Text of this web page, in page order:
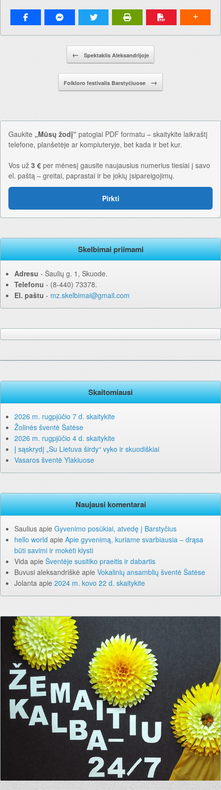
← Spektaklis Aleksandrijoje
Folkloro festivalis Barstyčiuose →
Gaukite „Mūsų žodį“ patogiai PDF formatu – skaitykite laikraštį
telefone, planšetėje ar kompiuteryje, bet kada ir bet kur.
Vos už 3 € per mėnesį gausite naujausius numerius tiesiai į savo
el. paštą – greitai, paprastai ir be jokių įsipareigojimų.
Pirkti
Skelbimai priimami
Adresu ‐ Šaulių g. 1, Skuode.
Telefonu ‐ (8-440) 73378.
El. paštu ‐ mz.skelbimai@gmail.com
Skaitomiausi
2026 m. rugpjūčio 7 d. skaitykite
Žolinės šventė Šatėse
2026 m. rugpjūčio 4 d. skaitykite
Į sąskrydį „Su Lietuva širdy“ vyko ir skuodiškiai
Vasaros šventė Ylakiuose
Naujausi komentarai
Saulius apie Gyvenimo posūkiai, atvedę į Barstyčius
hello world apie Apie gyvenimą, kuriame svarbiausia – drąsa
būti savimi ir mokėti klysti
Vida apie Šventėje susitiko praeitis ir dabartis
Buvusi aleksandriškė apie Vokalinių ansamblių šventė Šatėse
Jolanta apie 2024 m. kovo 22 d. skaitykite